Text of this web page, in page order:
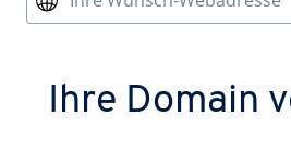
Ihre Domain